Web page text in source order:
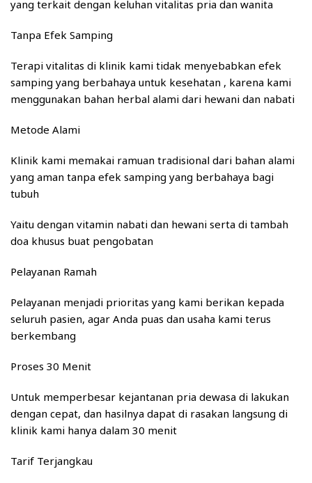
yang terkait dengan keluhan vitalitas pria dan wanita
Tanpa Efek Samping
Terapi vitalitas di klinik kami tidak menyebabkan efek
samping yang berbahaya untuk kesehatan , karena kami
menggunakan bahan herbal alami dari hewani dan nabati
Metode Alami
Klinik kami memakai ramuan tradisional dari bahan alami
yang aman tanpa efek samping yang berbahaya bagi
tubuh
Yaitu dengan vitamin nabati dan hewani serta di tambah
doa khusus buat pengobatan
Pelayanan Ramah
Pelayanan menjadi prioritas yang kami berikan kepada
seluruh pasien, agar Anda puas dan usaha kami terus
berkembang
Proses 30 Menit
Untuk memperbesar kejantanan pria dewasa di lakukan
dengan cepat, dan hasilnya dapat di rasakan langsung di
klinik kami hanya dalam 30 menit
Tarif Terjangkau